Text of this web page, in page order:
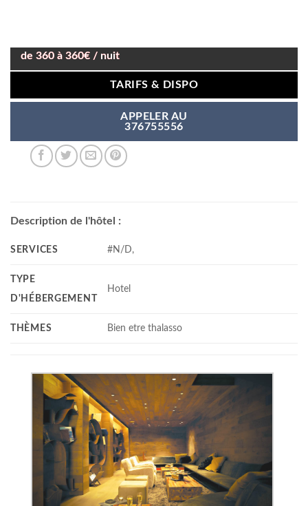
de 360 à 360€ / nuit
TARIFS & DISPO
APPELER AU
376755556
Description de l'hôtel :
SERVICES #N/D,
TYPE
D'HÉBERGEMENT
Hotel
THÈMES Bien etre thalasso